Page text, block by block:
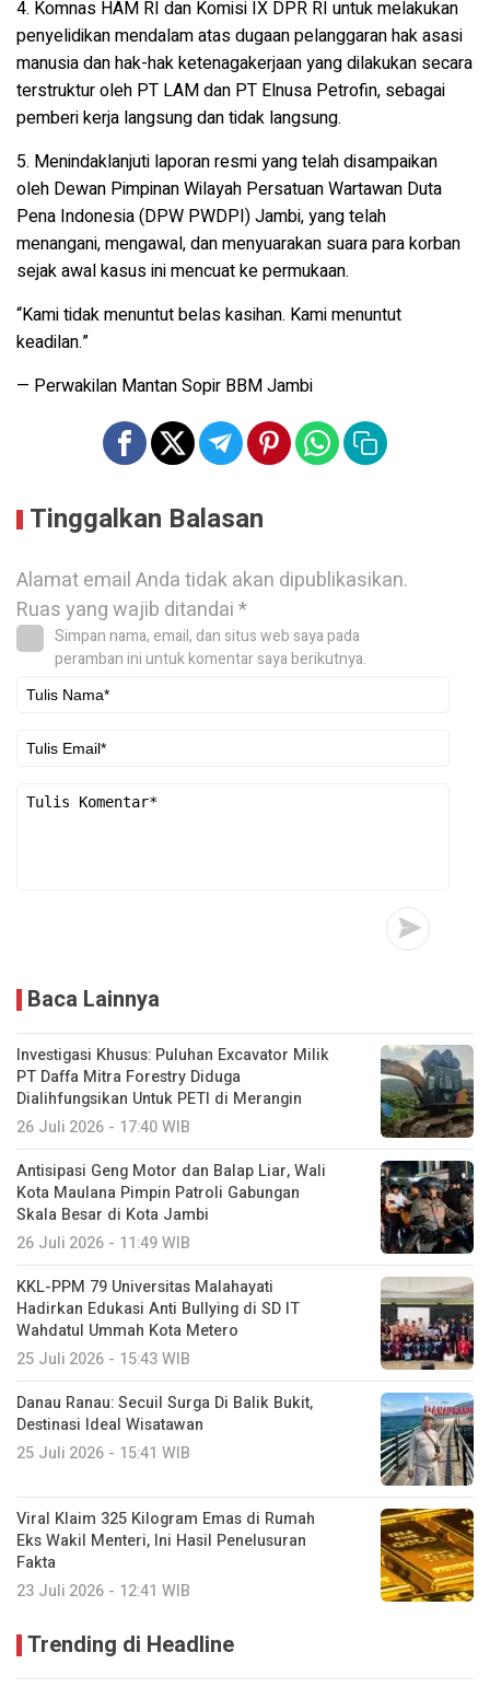
4. Komnas HAM RI dan Komisi IX DPR RI untuk melakukan
penyelidikan mendalam atas dugaan pelanggaran hak asasi
manusia dan hak-hak ketenagakerjaan yang dilakukan secara
terstruktur oleh PT LAM dan PT Elnusa Petrofin, sebagai
pemberi kerja langsung dan tidak langsung.
5. Menindaklanjuti laporan resmi yang telah disampaikan
oleh Dewan Pimpinan Wilayah Persatuan Wartawan Duta
Pena Indonesia (DPW PWDPI) Jambi, yang telah
menangani, mengawal, dan menyuarakan suara para korban
sejak awal kasus ini mencuat ke permukaan.
“Kami tidak menuntut belas kasihan. Kami menuntut
keadilan.”
— Perwakilan Mantan Sopir BBM Jambi
Tinggalkan Balasan
Alamat email Anda tidak akan dipublikasikan.
Ruas yang wajib ditandai*
Simpan nama, email, dan situs web saya pada
peramban ini untuk komentar saya berikutnya.
Baca Lainnya
Investigasi Khusus: Puluhan Excavator Milik
PT Daffa Mitra Forestry Diduga
Dialihfungsikan Untuk PETI di Merangin
26 Juli 2026 - 17:40 WIB
Antisipasi Geng Motor dan Balap Liar, Wali
Kota Maulana Pimpin Patroli Gabungan
Skala Besar di Kota Jambi
26 Juli 2026 - 11:49 WIB
KKL-PPM 79 Universitas Malahayati
Hadirkan Edukasi Anti Bullying di SD IT
Wahdatul Ummah Kota Metero
25 Juli 2026 - 15:43 WIB
Danau Ranau: Secuil Surga Di Balik Bukit,
Destinasi Ideal Wisatawan
25 Juli 2026 - 15:41 WIB
Viral Klaim 325 Kilogram Emas di Rumah
Eks Wakil Menteri, Ini Hasil Penelusuran
Fakta
23 Juli 2026 - 12:41 WIB
Trending di Headline